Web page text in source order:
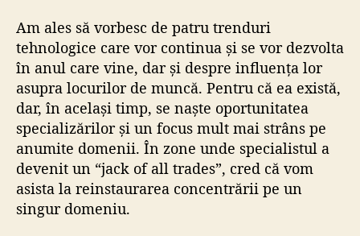
Am ales să vorbesc de patru trenduri
tehnologice care vor continua și se vor dezvolta
în anul care vine, dar și despre influența lor
asupra locurilor de muncă. Pentru că ea există,
dar, în același timp, se naște oportunitatea
specializărilor și un focus mult mai strâns pe
anumite domenii. În zone unde specialistul a
devenit un “jack of all trades”, cred că vom
asista la reinstaurarea concentrării pe un
singur domeniu.